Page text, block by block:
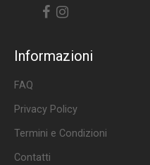
Informazioni
FAQ
Privacy Policy
Termini e Condizioni
Contatti